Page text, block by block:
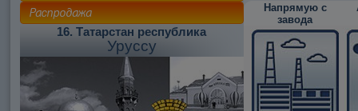
Напрямую с
завода
Распродажа
Уруссу
16. Татарстан республика